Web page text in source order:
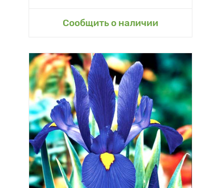
Сообщить о наличии